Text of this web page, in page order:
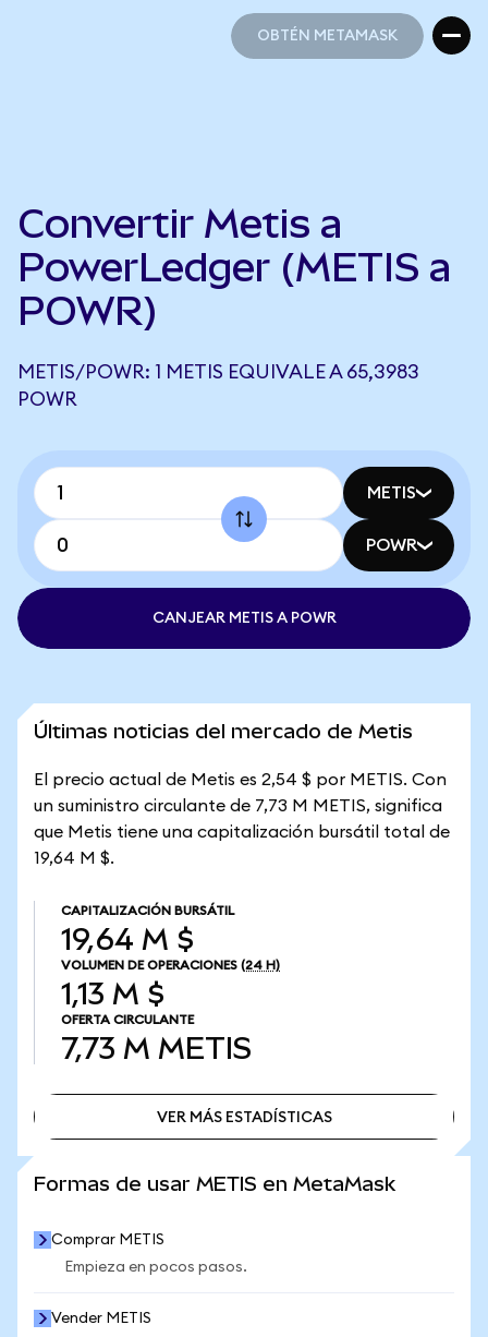
OBTÉN METAMASK
Convertir Metis a
PowerLedger (METIS a
POWR)
METIS/POWR: 1 METIS EQUIVALE A 65,3983
POWR
METIS
POWR
CANJEAR METIS A POWR
Últimas noticias del mercado de Metis
El precio actual de Metis es 2,54 $ por METIS. Con
un suministro circulante de 7,73 M METIS, significa
que Metis tiene una capitalización bursátil total de
19,64 M $.
CAPITALIZACIÓN BURSÁTIL
19,64 M $
VOLUMEN DE OPERACIONES (24 H)
1,13 M $
OFERTA CIRCULANTE
7,73 M METIS
VER MÁS ESTADÍSTICAS
Formas de usar METIS en MetaMask
Comprar METIS
Empieza en pocos pasos.
Vender METIS